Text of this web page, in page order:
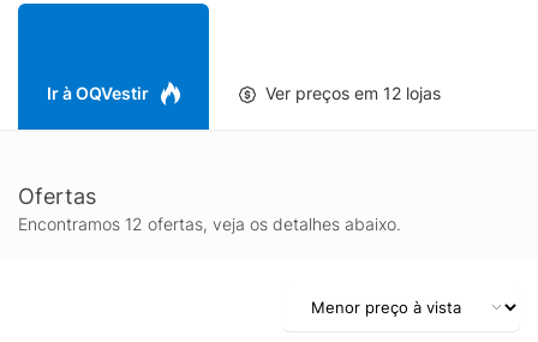
Ir à OQVestir Ver preços em 12 lojas
Ofertas
Encontramos 12 ofertas, veja os detalhes abaixo.